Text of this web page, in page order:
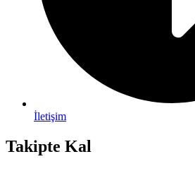
İletişim
Takipte Kal